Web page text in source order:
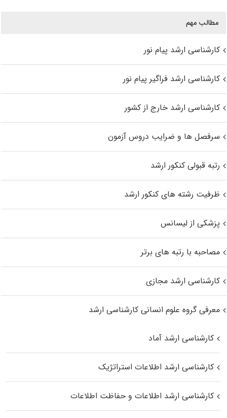
مطالب مهم
کارشناسی ارشد پیام نور
کارشناسی ارشد فراگیر پیام نور
کارشناسی ارشد خارج از کشور
سرفصل ها و ضرایب دروس آزمون
رتبه قبولی کنکور ارشد
ظرفیت رشته های کنکور ارشد
پزشکی از لیسانس
مصاحبه با رتبه های برتر
کارشناسی ارشد مجازی
معرفی گروه علوم انسانی کارشناسی ارشد
کارشناسی ارشد آماد
کارشناسی ارشد اطلاعات استراتژیک
کارشناسی ارشد اطلاعات و حفاظت اطلاعات